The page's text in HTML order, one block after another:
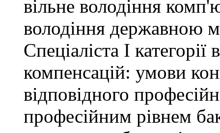
вільне володіння
володіння державною
Спеціаліста І
компенсацій: умови
відповідного
професійним рівнем